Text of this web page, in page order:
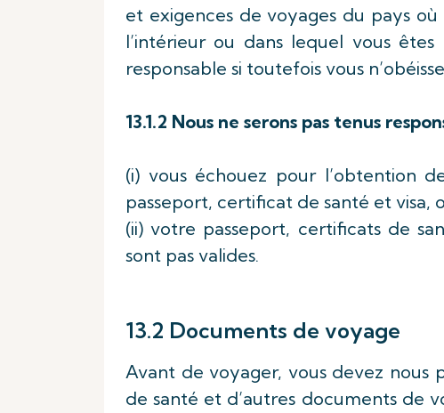
et exigences de voyages du pays
l’intérieur ou dans lequel vous
responsable si toutefois vous
13.1.2 Nous ne serons pas tenus
(i) vous échouez pour l’obtention
passeport, certificat de santé et visa,
(ii) votre passeport, certificats de
sont pas valides.
13.2 Documents de voyage
Avant de voyager, vous devez nous
de santé et d’autres documents de